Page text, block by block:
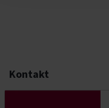
Kontakt